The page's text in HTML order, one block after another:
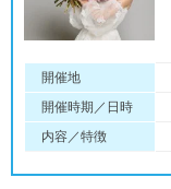
開催地
開催時期／日時
内容／特徴